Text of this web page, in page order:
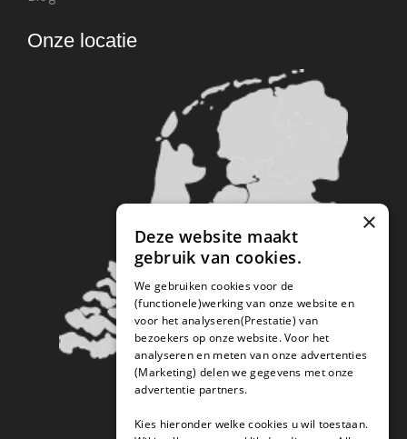
Onze locatie
×
Deze website maakt
gebruik van cookies.
We gebruiken cookies voor de
(functionele)werking van onze website en
voor het analyseren(Prestatie) van
bezoekers op onze website. Voor het
analyseren en meten van onze advertenties
(Marketing) delen we gegevens met onze
advertentie partners.
Kies hieronder welke cookies u wil toestaan.